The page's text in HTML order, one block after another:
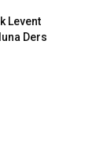
Levent
Ders